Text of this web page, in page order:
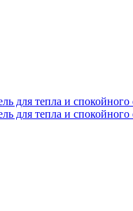
для тепла и спокойного
для тепла и спокойного